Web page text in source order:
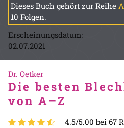
Dieses Buch gehört zur Reihe
10 Folgen.
Erscheinungsdatum:
02.07.2021
Dr. Oetker
Die besten
von A–Z
4.5/5.00 bei 67